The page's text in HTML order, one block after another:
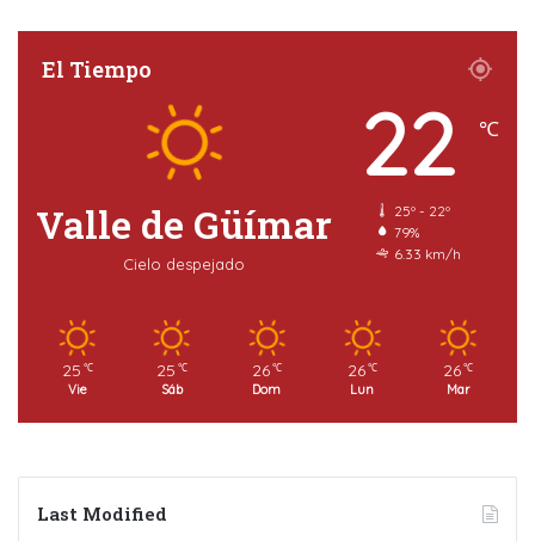
El Tiempo
Valle de Güímar
Cielo despejado
22 ℃
25º - 22º
79%
6.33 km/h
25 ℃
Vie
25 ℃
Sáb
26 ℃
Dom
26 ℃
Lun
26 ℃
Mar
Last Modified